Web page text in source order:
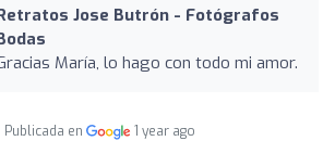
Jose Butrón - Fotógrafos
María, lo hago con todo mi amor.
Publicada en 1 year ago